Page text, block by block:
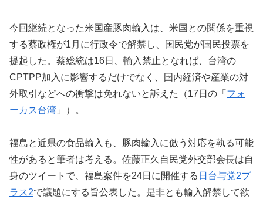
今回継続となった米国産豚肉輸入は、米国との関係を重視
する蔡政権が1月に行政令で解禁し、国民党が国民投票を
提起した。蔡総統は16日、輸入禁止となれば、台湾の
CPTPP加入に影響するだけでなく、国内経済や産業の対
外取引などへの衝撃は免れないと訴えた（17日の「 フォ
ーカス台湾 」）。
福島と近県の食品輸入も、豚肉輸入に倣う対応を執る可能
性があると筆者は考える。佐藤正久自民党外交部会長は自
身のツイートで、福島案件を24日に開催する 日台与党2プ
ラス2で議題にする旨公表した。是非とも輸入解禁して欲